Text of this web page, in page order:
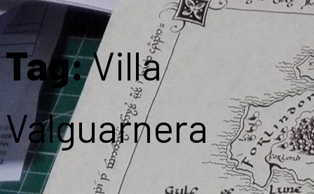
Tag:Villa
Valguarnera